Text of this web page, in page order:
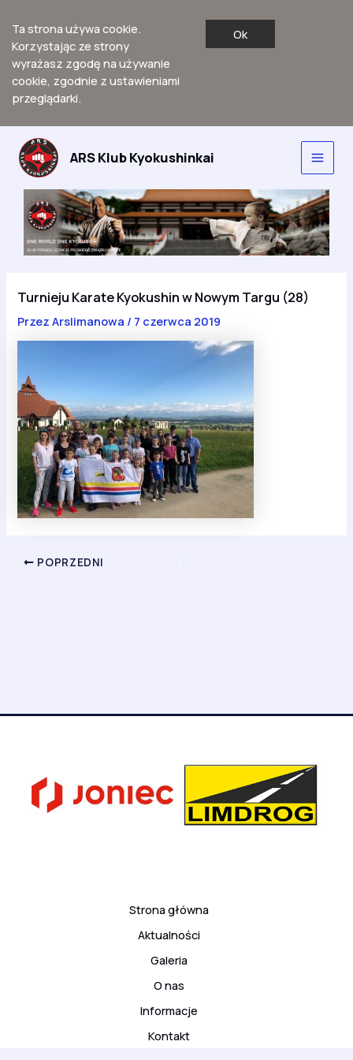
Ta strona używa cookie.
Korzystając ze strony
wyrażasz zgodę na używanie
cookie, zgodnie z ustawieniami
przeglądarki.
Ok
Przejdź
treści
ARS Klub Kyokushinkai
Main
Turnieju Karate Kyokushin w Nowym Targu (28)
PrzezArslimanowa / 7 czerwca 2019
POPRZEDNI
Strona główna
Aktualności
Galeria
O nas
Informacje
Kontakt